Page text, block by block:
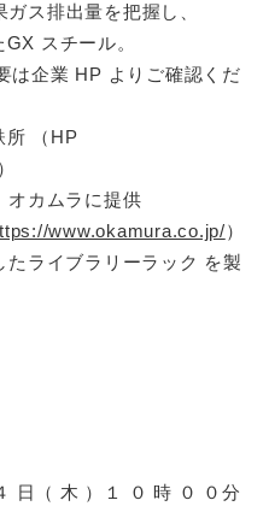
ス排出量を把握し、
スチール。
は企業 HP よりご確認くだ
（HP
）
カムラに提供
www.okamura.co.jp/）
イブラリーラック を製
（ 木 ）１ ０ 時 ０ ０分